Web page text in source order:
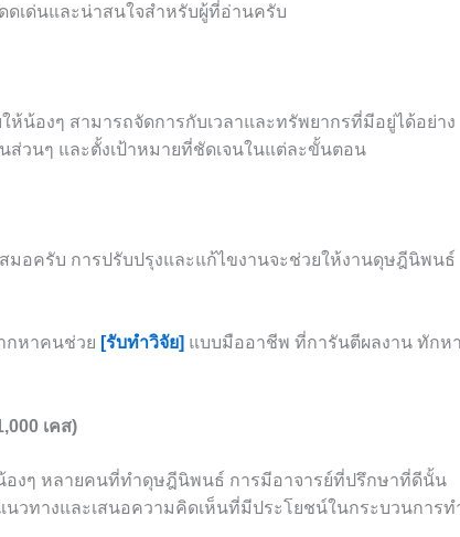
เด่นและน่าสนใจสำหรับผู้ที่อ่านครับ
ห้น้องๆ สามารถจัดการกับเวลาและทรัพยากรที่มีอยู่ได้อย่าง
วนๆ และตั้งเป้าหมายที่ชัดเจนในแต่ละขั้นตอน
มอครับ การปรับปรุงและแก้ไขงานจะช่วยให้งานดุษฎีนิพนธ์
กหาคนช่วย [รับทำวิจัย] แบบมืออาชีพ ที่การันตีผลงาน ทักหา
เคส)
งๆ หลายคนที่ทำดุษฎีนิพนธ์ การมีอาจารย์ที่ปรึกษาที่ดีนั้น
วทางและเสนอความคิดเห็นที่มีประโยชน์ในกระบวนการท